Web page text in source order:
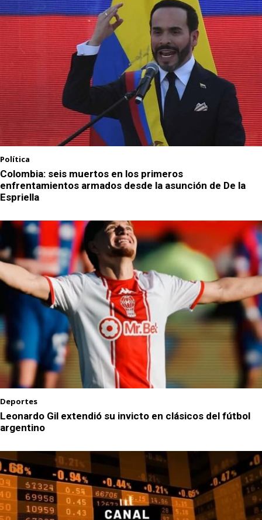
Política
Colombia: seis muertos en los primeros
enfrentamientos armados desde la asunción de De la
Espriella
Deportes
Leonardo Gil extendió su invicto en clásicos del fútbol
argentino